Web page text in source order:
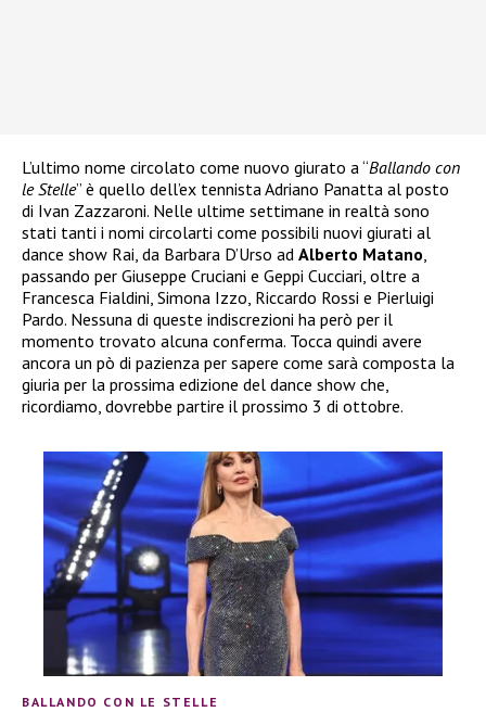
L’ultimo nome circolato come nuovo giurato a “Ballando con
le Stelle” è quello dell’ex tennista Adriano Panatta al posto
di Ivan Zazzaroni. Nelle ultime settimane in realtà sono
stati tanti i nomi circolarti come possibili nuovi giurati al
dance show Rai, da Barbara D’Urso ad Alberto Matano
passando per Giuseppe Cruciani e Geppi Cucciari, oltre a
Francesca Fialdini, Simona Izzo, Riccardo Rossi e Pierluigi
Pardo. Nessuna di queste indiscrezioni ha però per il
momento trovato alcuna conferma. Tocca quindi avere
ancora un pò di pazienza per sapere come sarà composta la
giuria per la prossima edizione del dance show che,
ricordiamo, dovrebbe partire il prossimo 3 di ottobre.
BALLANDO CON LE STELLE